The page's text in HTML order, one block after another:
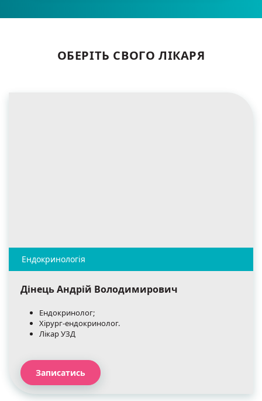
ОБЕРІТЬ СВОГО ЛІКАРЯ
Дінець Андрій Володимирович
Ендокринолог;
Хірург-ендокринолог.
Лікар УЗД
Записатись